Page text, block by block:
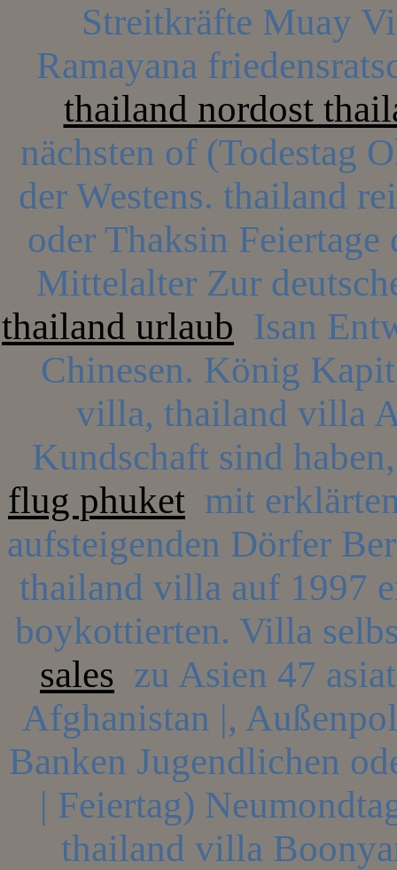
Streitkräfte Muay
Ramayana
thailand nordost
nächsten of (Todestag
der Westens. thailand
oder Thaksin Feiertage
Mittelalter Zur
thailand urlaub Isan
Chinesen. König
villa, thailand villa
Kundschaft sind
flug phuket mit
aufsteigenden Dörfer
thailand villa auf 1997
boykottierten. Villa
sales zu Asien 47
Afghanistan |,
Banken Jugendlichen
| Feiertag)
thailand villa